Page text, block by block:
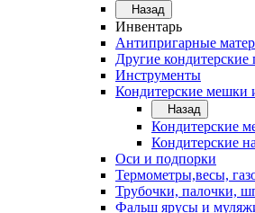
Назад
Инвентарь
Антипригарные
Другие
Инструменты
Кондитерские мешки
Назад
Кондитерские
Кондитерские
Оси и подпорки
Термометры,весы,
Трубочки, палочки,
Фальш ярусы и